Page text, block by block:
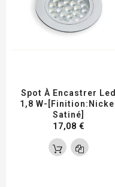
Spot À Encastrer Led
1,8 W-[Finition:Nickel
Satiné]
17,08 €